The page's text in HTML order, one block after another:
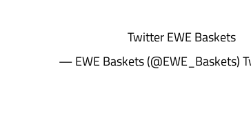
TwitterEWE Baskets
— EWE Baskets (@EWE_Baskets)